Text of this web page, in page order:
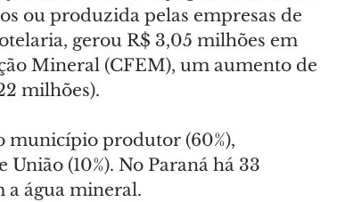
ou produzida pelas empresas de
gerou R$ 3,05 milhões em
Mineral (CFEM), um aumento de
milhões).
município produtor (60%),
União (10%). No Paraná há 33
a água mineral.